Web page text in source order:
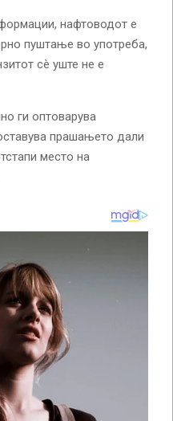
нафтоводот е
пуштање во употреба,
сè уште не е
ги оптоварува
прашањето дали
место на